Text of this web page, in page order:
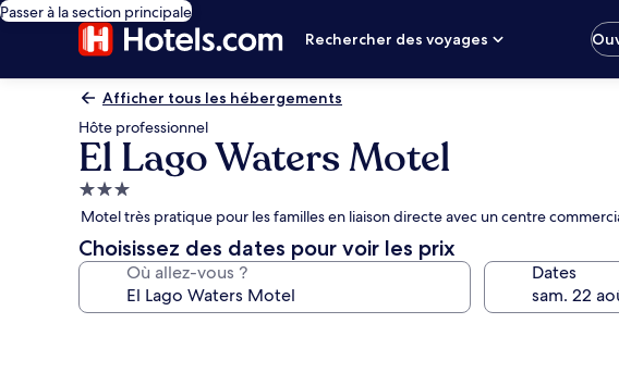
Passer à la section principale
Rechercher des voyages
Afficher tous les hébergements
Hôte professionnel
El Lago Waters Motel
Hébergement
3.0 étoiles
Motel très pratique pour les familles en liaison directe avec un centre
Choisissez des dates pour voir les prix
Où allez-vous ? Dates